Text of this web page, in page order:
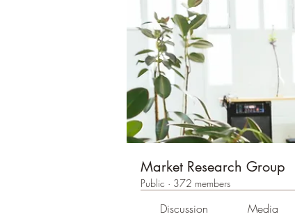
Market Research Group
Public · 372 members
Discussion Media